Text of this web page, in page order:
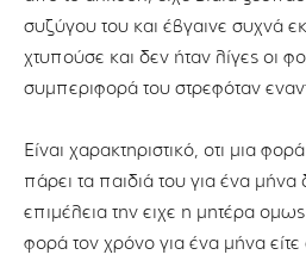
συζύγου του και έβγαινε συχνά
χτυπούσε και δεν ήταν λίγες οι
συμπεριφορά του στρεφόταν
Είναι χαρακτηριστικό, οτι μια
πάρει τα παιδιά του για ένα μήνα
επιμέλεια την ειχε η μητέρα
φορά τον χρόνο για ένα μήνα είτε